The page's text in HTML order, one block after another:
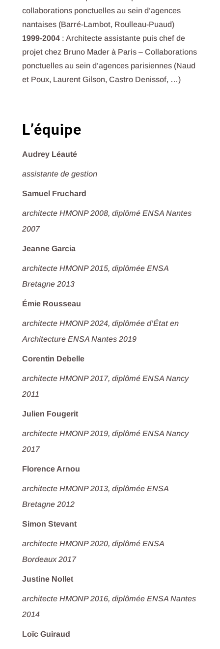
collaborations ponctuelles au sein d’agences
nantaises (Barré-Lambot, Roulleau-Puaud)
1999-2004 : Architecte assistante puis chef de
projet chez Bruno Mader à Paris – Collaborations
ponctuelles au sein d’agences parisiennes (Naud
et Poux, Laurent Gilson, Castro Denissof, …)
L’équipe
Audrey Léauté
assistante de gestion
Samuel Fruchard
architecte HMONP 2008, diplômé ENSA Nantes
2007
Jeanne Garcia
architecte HMONP 2015, diplômée ENSA
Bretagne 2013
Émie Rousseau
architecte HMONP 2024, diplômée d’État en
Architecture ENSA Nantes 2019
Corentin Debelle
architecte HMONP 2017, diplômé ENSA Nancy
2011
Julien Fougerit
architecte HMONP 2019, diplômé ENSA Nancy
2017
Florence Arnou
architecte HMONP 2013, diplômée ENSA
Bretagne 2012
Simon Stevant
architecte HMONP 2020, diplômé ENSA
Bordeaux 2017
Justine Nollet
architecte HMONP 2016, diplômée ENSA Nantes
2014
Loïc Guiraud